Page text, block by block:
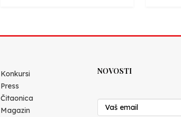
Konkursi
Press
Čitaonica
Magazin
NOVOSTI